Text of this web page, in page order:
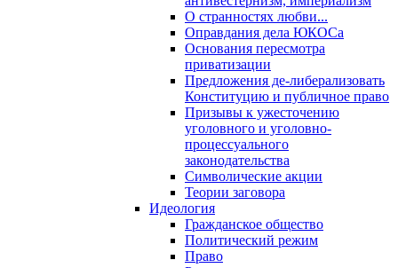
О странностях любви...
Оправдания дела ЮКОСа
Основания пересмотра
приватизации
Предложения де-либерализовать
Конституцию и публичное право
Призывы к ужесточению
уголовного и уголовно-
процессуального
законодательства
Символические акции
Теории заговора
Идеология
Гражданское общество
Политический режим
Право